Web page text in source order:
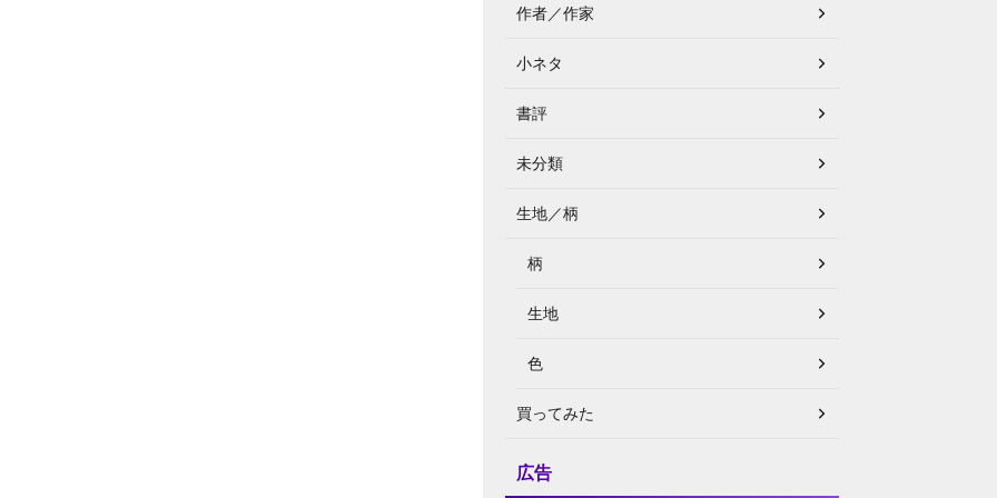
作者／作家
小ネタ
書評
未分類
生地／柄
柄
生地
色
買ってみた
広告